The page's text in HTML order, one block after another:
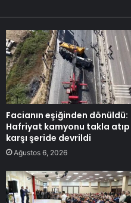
Facianın eşiğinden dönüldü:
Hafriyat kamyonu takla atıp
karşı şeride devrildi
Ağustos 6, 2026